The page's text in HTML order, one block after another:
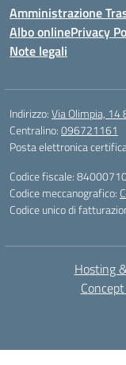
Amministrazione
Albo onlinePrivacy
Note legali
Indirizzo:Via Olimpia, 14
Centralino:096721161
Posta elettronica
Codice fiscale:
Codice meccanografico:
Codice unico di
Hosting